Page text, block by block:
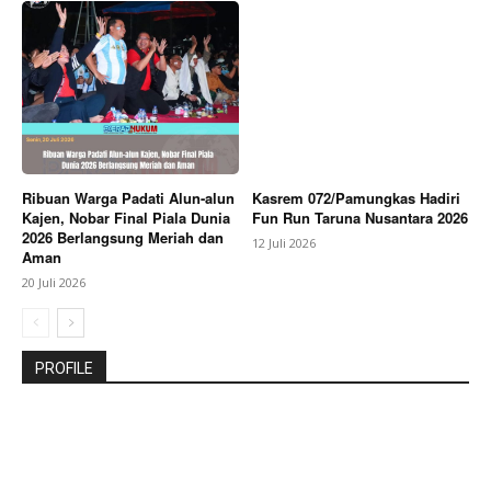
Ribuan Warga Padati Alun-alun
Kajen, Nobar Final Piala Dunia
2026 Berlangsung Meriah dan
Aman
20 Juli 2026
Kasrem 072/Pamungkas Hadiri
Fun Run Taruna Nusantara 2026
12 Juli 2026
PROFILE